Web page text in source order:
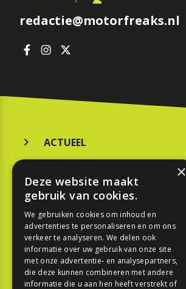
redactie@motorfreaks.nl
ACTUEEL
KOOPGIDS
TESTEN
SPORT
REPORTAGE
×
Deze website maakt
gebruik van cookies.
We gebruiken cookies om inhoud en
advertenties te personaliseren en om ons
verkeer te analyseren. We delen ook
informatie over uw gebruik van onze site
met onze advertentie- en analysepartners,
die deze kunnen combineren met andere
informatie die u aan hen heeft verstrekt of